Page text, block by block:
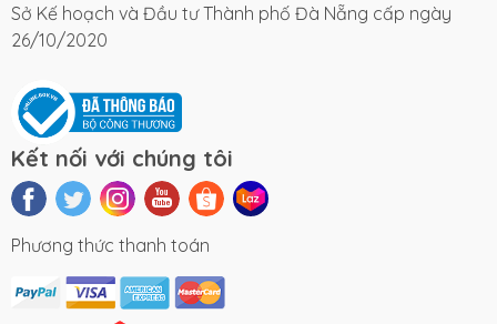
Sở Kế hoạch và Đầu tư Thành phố Đà Nẵng cấp ngày
26/10/2020
Kết nối với chúng tôi
Phương thức thanh toán